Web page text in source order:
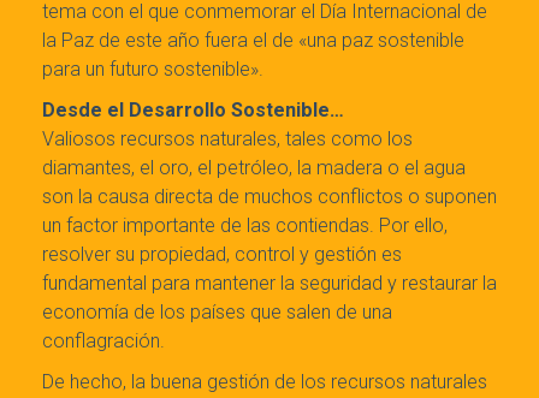
tema con el que conmemorar el Día Internacional de
la Paz de este año fuera el de «una paz sostenible
para un futuro sostenible».
Desde el Desarrollo Sostenible…
Valiosos recursos naturales, tales como los
diamantes, el oro, el petróleo, la madera o el agua
son la causa directa de muchos conflictos o suponen
un factor importante de las contiendas. Por ello,
resolver su propiedad, control y gestión es
fundamental para mantener la seguridad y restaurar la
economía de los países que salen de una
conflagración.
De hecho, la buena gestión de los recursos naturales